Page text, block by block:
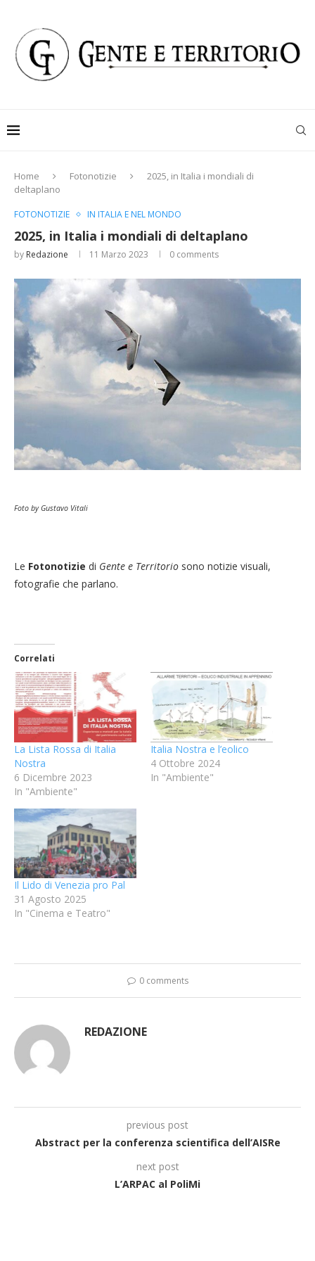
Home Fotonotizie
2025, in Italia i mondiali di
deltaplano
FOTONOTIZIE IN ITALIA E NEL MONDO
2025, in Italia i mondiali di deltaplano
by Redazione 11 Marzo 2023 0 comments
Foto by Gustavo Vitali
Le Fotonotizie di Gente e Territorio sono notizie visuali,
fotografie che parlano.
Correlati
La Lista Rossa di Italia
Nostra
6 Dicembre 2023
In "Ambiente"
Italia Nostra e l’eolico
4 Ottobre 2024
In "Ambiente"
Il Lido di Venezia pro Pal
31 Agosto 2025
In "Cinema e Teatro"
0 comments
REDAZIONE
previous post
Abstract per la conferenza scientifica dell’AISRe
next post
L’ARPAC al PoliMi